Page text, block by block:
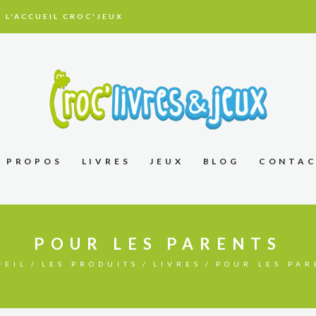
L'ACCUEIL CROC'JEUX
PROPOS LIVRES JEUX BLOG
POUR LES PARENTS
LES PRODUITS LIVRES POUR LES